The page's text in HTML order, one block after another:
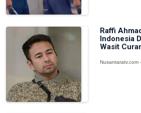
Raffi
Indonesia
Wasit
Nusantaratv.com